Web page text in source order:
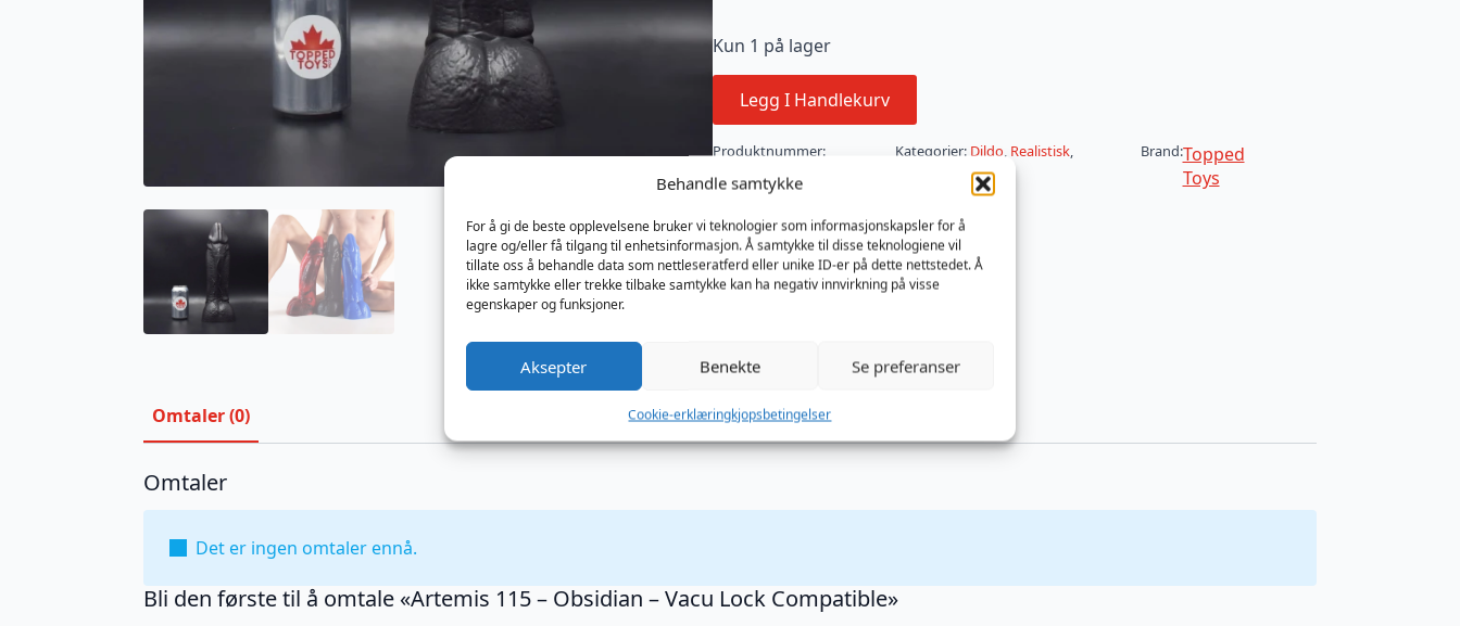
Behandle samtykke
For å gi de beste opplevelsene bruker vi teknologier som informasjonskapsler for å
lagre og/eller få tilgang til enhetsinformasjon. Å samtykke til disse teknologiene vil
tillate oss å behandle data som nettleseratferd eller unike ID-er på dette nettstedet. Å
ikke samtykke eller trekke tilbake samtykke kan ha negativ innvirkning på visse
egenskaper og funksjoner.
Aksepter Benekte Se preferanser
Cookie-erklæringkjopsbetingelser
Kun 1 på lager
Legg I Handlekurv
Produktnummer:
Kategorier: Dildo, Realistisk,
Brand:Topped
Toys
Omtaler (0)
Omtaler
Det er ingen omtaler ennå.
Bli den første til å omtale «Artemis 115 – Obsidian – Vacu Lock Compatible»